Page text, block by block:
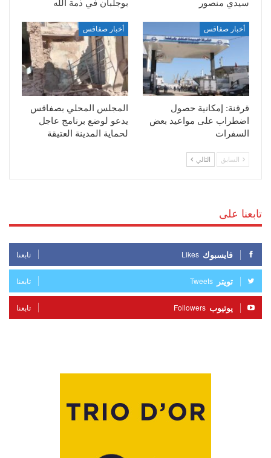
سيدي منصور
بوجلبان في ذمة الله
أخبار صفاقس
قرقنة: إمكانية حصول
اضطراب على مواعيد بعض
السفرات
أخبار صفاقس
المجلس المحلي بصفاقس
يدعو لوضع برنامج عاجل
لحماية المدينة العتيقة
السابق التالي
تابعنا على
فايسبوك Likes تابعنا
تويتر Tweets تابعنا
يوتيوب Followers تابعنا